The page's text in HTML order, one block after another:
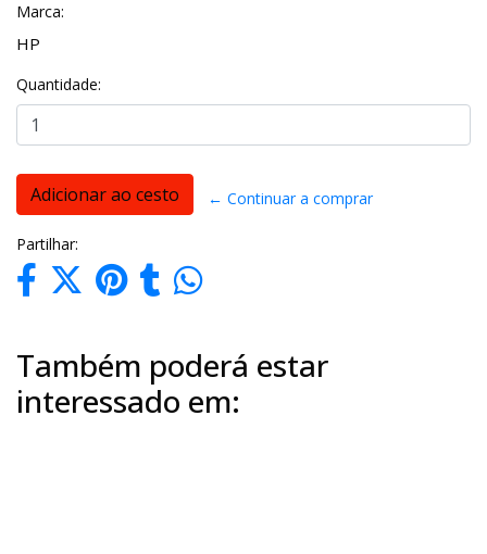
Marca:
HP
Quantidade:
← Continuar a comprar
Partilhar:
Também poderá estar
interessado em: